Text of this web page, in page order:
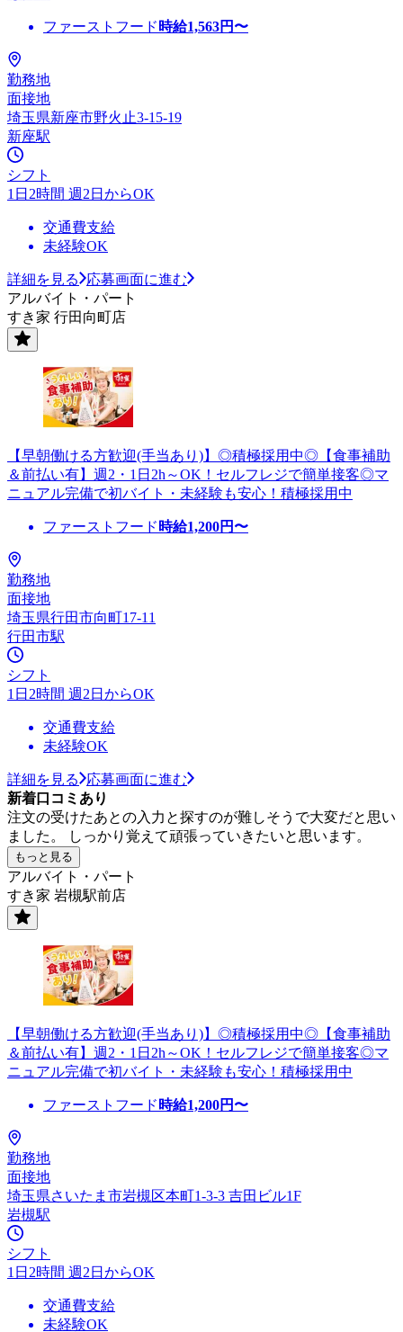
ファーストフード 時給1,563円〜
勤務地
面接地
埼玉県新座市野火止3-15-19
新座駅
シフト
1日2時間 週2日からOK
交通費支給
未経験OK
詳細を見る
応募画面に進む
アルバイト・パート
すき家 行田向町店
【早朝働ける方歓迎(手当あり)】◎積極採用中◎【食事補助
＆前払い有】週2・1日2h～OK！セルフレジで簡単接客◎マ
ニュアル完備で初バイト・未経験も安心！積極採用中
ファーストフード 時給1,200円〜
勤務地
面接地
埼玉県行田市向町17-11
行田市駅
シフト
1日2時間 週2日からOK
交通費支給
未経験OK
詳細を見る
応募画面に進む
新着口コミあり
注文の受けたあとの入力と探すのが難しそうで大変だと思い
ました。 しっかり覚えて頑張っていきたいと思います。
もっと見る
アルバイト・パート
すき家 岩槻駅前店
【早朝働ける方歓迎(手当あり)】◎積極採用中◎【食事補助
＆前払い有】週2・1日2h～OK！セルフレジで簡単接客◎マ
ニュアル完備で初バイト・未経験も安心！積極採用中
ファーストフード 時給1,200円〜
勤務地
面接地
埼玉県さいたま市岩槻区本町1-3-3 吉田ビル1F
岩槻駅
シフト
1日2時間 週2日からOK
交通費支給
未経験OK